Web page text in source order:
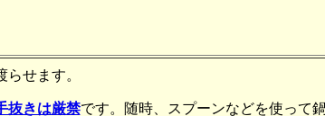
せます。
抜きは厳禁です。随時、スプーンなどを使って